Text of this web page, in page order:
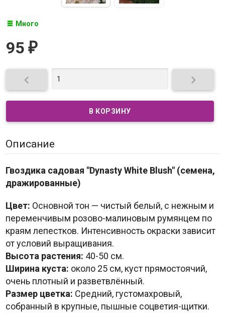
Много
95 ₽
 
Описание
Гвоздика садовая "Dynasty White Blush" (семена,
дражированные)
Цвет: Основной тон — чистый белый, с нежным и
переменчивым розово-малиновым румянцем по
краям лепестков. Интенсивность окраски зависит
от условий выращивания.
Высота растения: 40-50 см.
Ширина куста: около 25 см, куст прямостоячий,
очень плотный и разветвлённый.
Размер цветка: Средний, густомахровый,
собранный в крупные, пышные соцветия-щитки.